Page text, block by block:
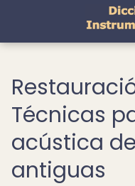
Técnicas
acústica
antiguas